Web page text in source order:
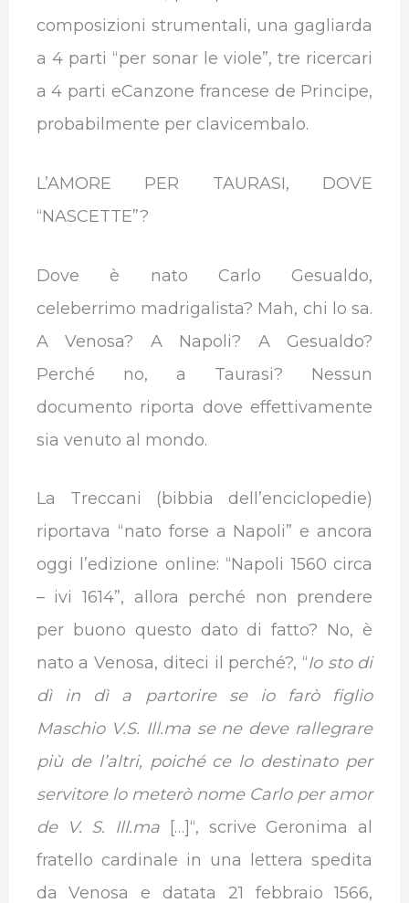
composizioni strumentali, una gagliarda
a 4 parti “per sonar le viole”, tre ricercari
a 4 parti eCanzone francese de Principe,
probabilmente per clavicembalo.
L’AMORE PER TAURASI, DOVE
“NASCETTE”?
Dove è nato Carlo Gesualdo,
celeberrimo madrigalista? Mah, chi lo sa.
A Venosa? A Napoli? A Gesualdo?
Perché no, a Taurasi? Nessun
documento riporta dove effettivamente
sia venuto al mondo.
La Treccani (bibbia dell’enciclopedie)
riportava “nato forse a Napoli” e ancora
oggi l’edizione online: “Napoli 1560 circa
– ivi 1614”, allora perché non prendere
per buono questo dato di fatto? No, è
nato a Venosa, diteci il perché?, “Io sto di
dì in dì a partorire se io farò figlio
Maschio V.S. Ill.ma se ne deve rallegrare
più de l’altri, poiché ce lo destinato per
servitore lo meterò nome Carlo per amor
de V. S. Ill.ma […]“, scrive Geronima al
fratello cardinale in una lettera spedita
da Venosa e datata 21 febbraio 1566,